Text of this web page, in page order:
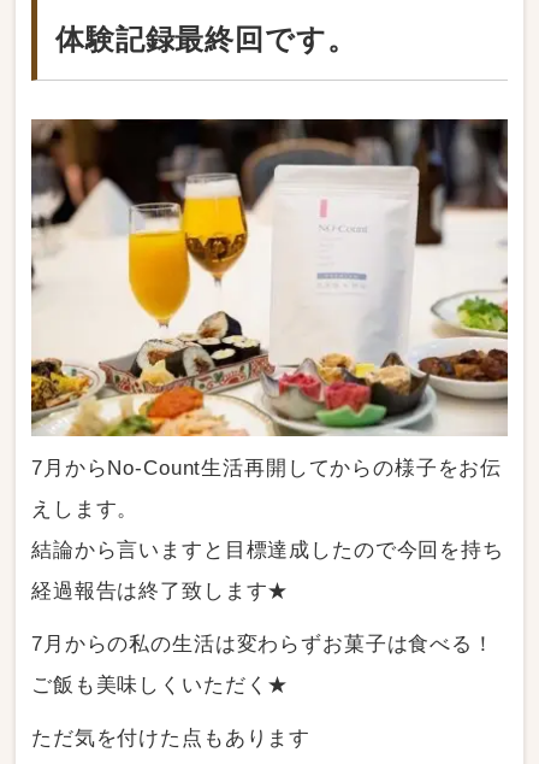
体験記録最終回です。
7月からNo-Count生活再開してからの様子をお伝
えします。
結論から言いますと目標達成したので今回を持ち
経過報告は終了致します★
7月からの私の生活は変わらずお菓子は食べる！
ご飯も美味しくいただく★
ただ気を付けた点もあります